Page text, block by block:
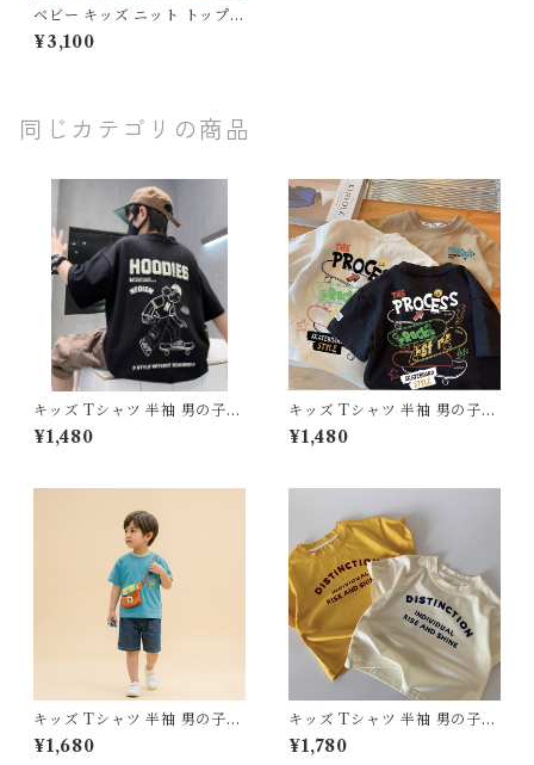
ベビー キッズ ニット トップス
ハイネック タートルネック ケ
ーブル編み 2WAY 子供服 男
¥3,100
同じカテゴリの商品
キッズ Tシャツ 半袖 男の子
ストリート スケボー少年 バッ
クプリント トップス 90 100 1
作 韓国子供服 通園 通学 ダン
¥1,480
キッズ Tシャツ 半袖 男の子
アメカジ ストリート スケボー
グラフィティ 落書き風 プリン
0% コットン 薄手 夏服 新作
韓国子供服 通園 通学
¥1,480
キッズ Tシャツ 半袖 男の子
女の子 新作 韓国子供服 サスペ
ンダー バッグ風 プリント トッ
¥1,680
キッズ Tシャツ 半袖 男の子
女の子 韓国子供服 英字 ロゴ
プリント トップス 80 90 100
¥1,780